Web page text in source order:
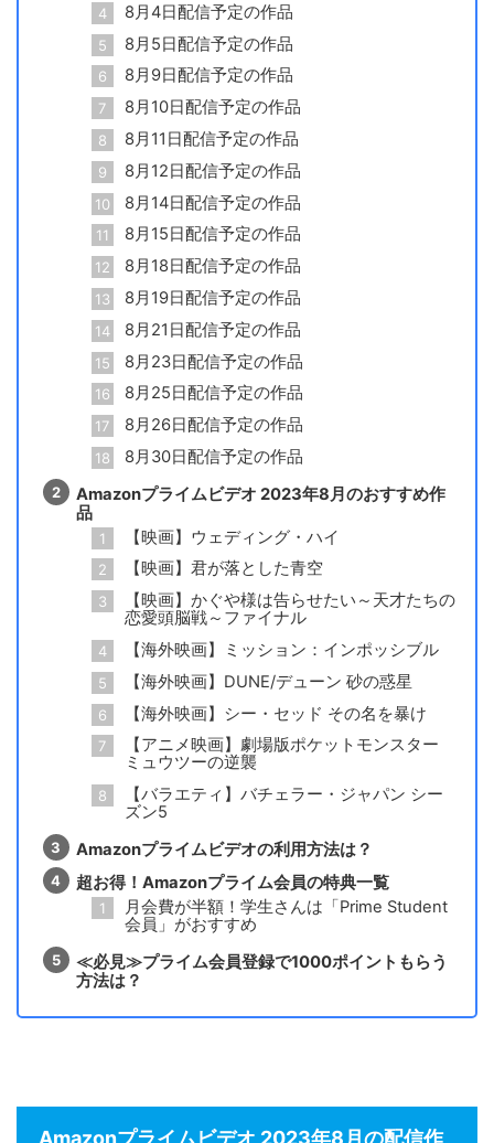
8月4日配信予定の作品
8月5日配信予定の作品
8月9日配信予定の作品
8月10日配信予定の作品
8月11日配信予定の作品
8月12日配信予定の作品
8月14日配信予定の作品
8月15日配信予定の作品
8月18日配信予定の作品
8月19日配信予定の作品
8月21日配信予定の作品
8月23日配信予定の作品
8月25日配信予定の作品
8月26日配信予定の作品
8月30日配信予定の作品
Amazonプライムビデオ 2023年8月のおすすめ作
品
【映画】ウェディング・ハイ
【映画】君が落とした青空
【映画】かぐや様は告らせたい～天才たちの
恋愛頭脳戦～ファイナル
【海外映画】ミッション：インポッシブル
【海外映画】DUNE/デューン 砂の惑星
【海外映画】シー・セッド その名を暴け
【アニメ映画】劇場版ポケットモンスター
ミュウツーの逆襲
【バラエティ】バチェラー・ジャパン シー
ズン5
Amazonプライムビデオの利用方法は？
超お得！Amazonプライム会員の特典一覧
月会費が半額！学生さんは「Prime Student
会員」がおすすめ
≪必見≫プライム会員登録で1000ポイントもらう
方法は？
Amazonプライムビデオ 2023年8月の配信作